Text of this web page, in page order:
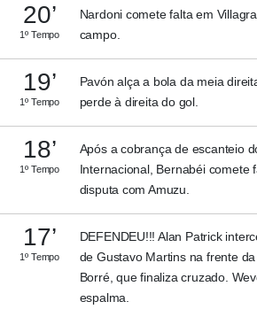
20’
1º Tempo
Nardoni comete falta em
campo.
19’
1º Tempo
Pavón alça a bola da meia
perde à direita do gol.
18’
1º Tempo
Após a cobrança de escanteio
Internacional, Bernabéi comete
disputa com Amuzu.
17’
1º Tempo
DEFENDEU!!! Alan Patrick
de Gustavo Martins na frente
Borré, que finaliza cruzado.
espalma.